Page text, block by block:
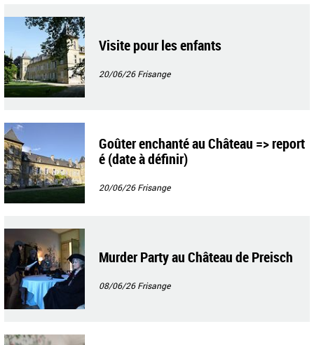
Visite pour les enfants
20/06/26Frisange
Goûter enchanté au Château => report
é (date à définir)
20/06/26Frisange
Murder Party au Château de Preisch
08/06/26Frisange